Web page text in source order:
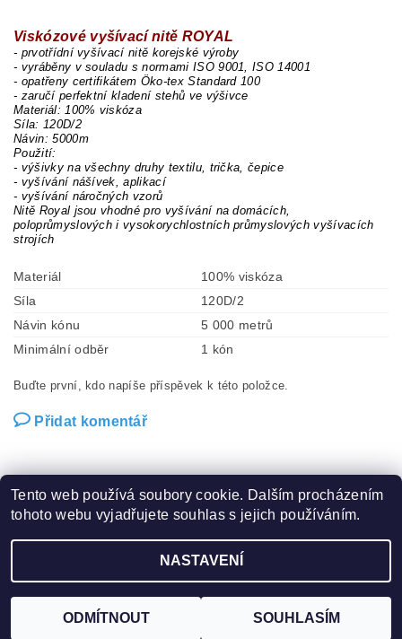
Viskózové vyšívací nitě ROYAL
- prvotřídní vyšívací nitě korejské výroby
- vyráběny v souladu s normami ISO 9001, ISO 14001
- opatřeny certifikátem Öko-tex Standard 100
- zaručí perfektní kladení stehů ve výšivce
Materiál: 100% viskóza
Síla: 120D/2
Návin: 5000m
Použití:
- výšivky na všechny druhy textilu, trička, čepice
- vyšívání nášívek, aplikací
- vyšívání náročných vzorů
Nitě Royal jsou vhodné pro vyšívání na domácích,
poloprůmyslových i vysokorychlostních průmyslových vyšívacích
strojích
Materiál
100% viskóza
Síla
120D/2
Návin kónu
5 000 metrů
Minimální odběr
1 kón
Buďte první, kdo napíše příspěvek k této položce.
Přidat komentář
Zboží.cz | Heureka.cz | Hot-fix.cz | Crystalstyle.cz
2026 ©Vysivaci.cz, všechna práva vyhrazena
Tento web používá soubory cookie. Dalším procházením
tohoto webu vyjadřujete souhlas s jejich používáním.
NASTAVENÍ
ODMÍTNOUT SOUHLASÍM